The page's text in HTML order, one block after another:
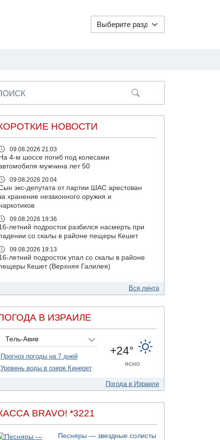
НОВОСТИ
09.08.2026 21:03
На 4-м шоссе погиб под колесами
мужчина лет 50
09.08.2026 20:04
экс-депутата от партии ШАС арестован
хранение незаконного оружия и
09.08.2026 19:36
летний подросток разбился насмерть при
со скалы в районе пещеры Кешет
09.08.2026 19:13
летний подросток упал со скалы в районе
Кешет (Верхняя Галилея)
на 1 шоссе
Пресс-служба ЦАХАЛа сообщила об
подземного арсенала
"Хизбаллы"
Ради церемонии закладки нового поселения
ЦАХАЛ выгнал из дома палестинскую семью
Мухаммед Дахлан: "Слова Нетанияху - вызов,
Трампа»
объявил, что обязуется исполнять
Вся лента
В ИЗРАИЛЕ
Тель-Авив
Прогноз погоды на 7 дней
Уровень воды в озере Кинерет
+24°
ясно
Погода в Израиле
BRAVO! *3221
Песняры — звездные солисты